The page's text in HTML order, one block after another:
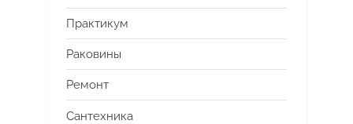
Практикум
Раковины
Ремонт
Сантехника